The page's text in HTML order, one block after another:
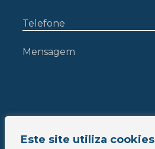
Este site utiliza cookies